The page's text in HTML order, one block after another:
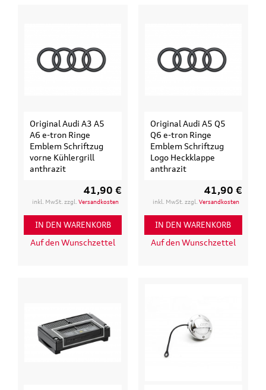
Original Audi A3 A5
A6 e-tron Ringe
Emblem Schriftzug
vorne Kühlergrill
anthrazit
41,90 €
inkl. MwSt. zzgl.Versandkosten
IN DEN WARENKORB
Auf den Wunschzettel
Original Audi A5 Q5
Q6 e-tron Ringe
Emblem Schriftzug
Logo Heckklappe
anthrazit
41,90 €
inkl. MwSt. zzgl. Versandkosten
IN DEN WARENKORB
Auf den Wunschzettel